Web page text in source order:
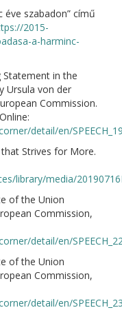
éve szabadon” című
2015-
a-harminc-
Statement in the
Ursula von der
Commission.
detail/en/
Strives for More.
library/media/
of the Union
Commission,
detail/en/
of the Union
Commission,
detail/en/